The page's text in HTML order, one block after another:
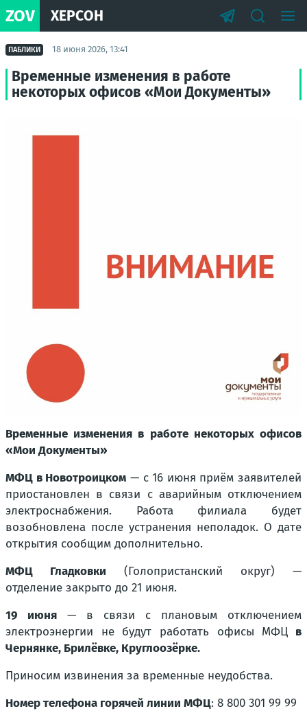
ZOV ХЕРСОН
ПАБЛИКИ 18 июня 2026, 13:41
Временные изменения в работе
некоторых офисов «Мои Документы»
Временные изменения в работе некоторых офисов
«Мои Документы»
МФЦ в Новотроицком — с 16 июня приём заявителей
приостановлен в связи с аварийным отключением
электроснабжения. Работа филиала будет
возобновлена после устранения неполадок. О дате
открытия сообщим дополнительно.
МФЦ Гладковки (Голопристанский округ) —
отделение закрыто до 21 июня.
19 июня — в связи с плановым отключением
электроэнергии не будут работать офисы МФЦ в
Чернянке, Брилёвке, Круглоозёрке.
Приносим извинения за временные неудобства.
Номер телефона горячей линии МФЦ: 8 800 301 99 99